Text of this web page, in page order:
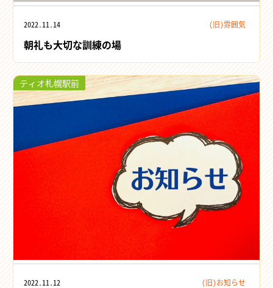
2022.11.14 (旧)雰囲気
朝礼も大切な訓練の場
ティオ札幌駅前
2022.11.12 (旧)お知らせ